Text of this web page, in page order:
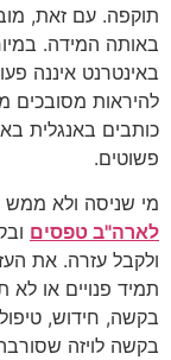
תוקפה. עם זאת,
באותה המידה.
באינטרנט איננה
להיראות מסובכים
כותבים באנגלית
פשוטים.
מי שניסה ולא ממש
לארה"ב טפסים
ולקבל עזרה. את
תמיד פנויים או
בקשה, חידוש,
בקשה לויזה